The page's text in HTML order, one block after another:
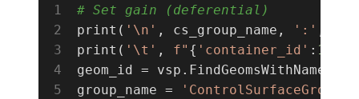
# Set gain (deferential)
print( '\n' , cs_group_name, ':'
print( '\t' , f" { 'container_id' : 14
geom_id =
group_name =
'ControlSurfaceGroup_'